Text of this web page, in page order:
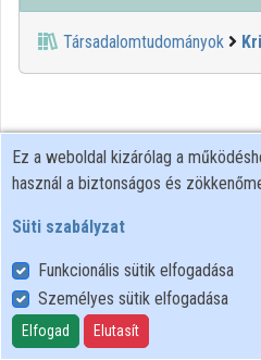
Társadalomtudományok
Felhasználói szabályzat
Adatkezelési tájékoztató
Süti szabályzat
Ez a weboldal kizárólag a
használ a biztonságos és
Süti szabályzat
Funkcionális sütik elfogadása
Személyes sütik elfogadása
Elfogad Elutasít